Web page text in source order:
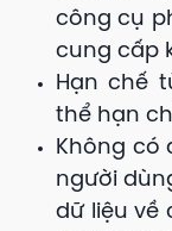
công cụ
cung cấp
Hạn chế
thể hạn
Không có
người
dữ liệu về